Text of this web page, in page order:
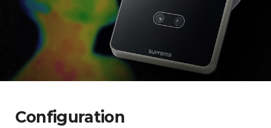
Configuration